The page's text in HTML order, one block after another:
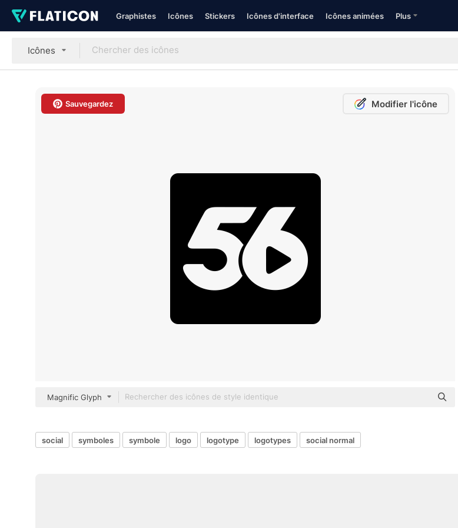
Graphistes Icônes Stickers Icônes d'interface Icônes animées Plus
Icônes
Sauvegardez Modifier l'icône
Magnific Glyph
social symboles symbole logo logotype logotypes social normal